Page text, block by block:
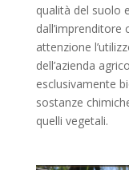
qualità del suolo
attenzione
dell’azienda
esclusivamente
sostanze
quelli vegetali.